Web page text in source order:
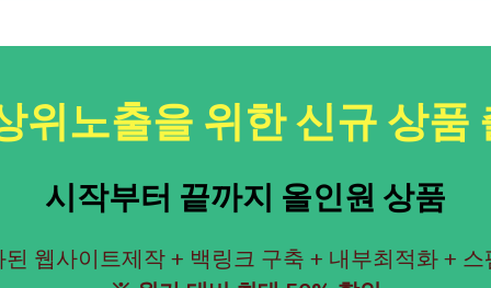
위노출을 위한 신규 상품
시작부터 끝까지 올인원 상품
된 웹사이트제작 + 백링크 구축 + 내부최적화 + 스